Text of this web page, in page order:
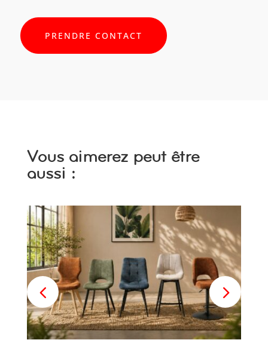
PRENDRE CONTACT
Vous aimerez peut être
aussi :